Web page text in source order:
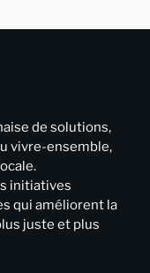
de solutions,
vivre-ensemble,
initiatives
qui améliorent la
juste et plus